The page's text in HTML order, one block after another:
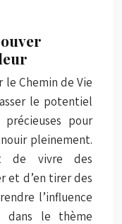
le Chemin de Vie
le potentiel
pour
pleinement.
de vivre des
et d’en tirer des
l’influence
dans le thème